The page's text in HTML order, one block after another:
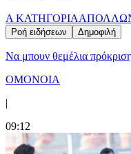
Α ΚΑΤΗΓΟΡΙΑ
Ροή ειδήσεων Δημοφιλή
Να μπουν θεμέλια
ΟΜΟΝΟΙΑ
|
09:12